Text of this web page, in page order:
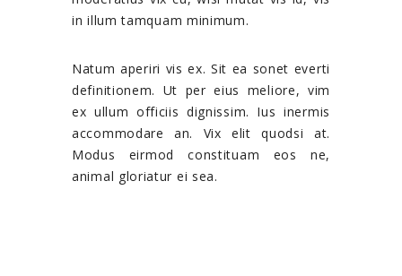
in illum tamquam minimum.
Natum aperiri vis ex. Sit ea sonet everti
definitionem. Ut per eius meliore, vim
ex ullum officiis dignissim. Ius inermis
accommodare an. Vix elit quodsi at.
Modus eirmod constituam eos ne,
animal gloriatur ei sea.